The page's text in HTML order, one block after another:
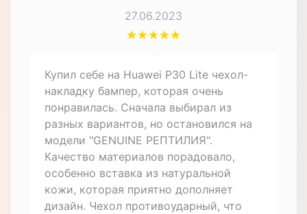
27.06.2023
Купил себе на Huawei P30 Lite чехол-
накладку бампер, которая очень
понравилась. Сначала выбирал из
разных вариантов, но остановился на
модели "GENUINE РЕПТИЛИЯ".
Качество материалов порадовало,
особенно вставка из натуральной
кожи, которая приятно дополняет
дизайн. Чехол противоударный, что